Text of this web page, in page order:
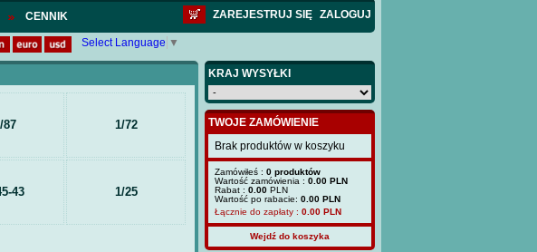
CENNIK ZALOGUJ
ZAREJESTRUJ SIĘ
Select Language ▼
87 1/72
43 1/25
KRAJ WYSYŁKI
TWOJE ZAMÓWIENIE
Brak produktów w koszyku
Zamówiłeś : 0 produktów
Wartość zamówienia : 0.00 PLN
Rabat : 0.00 PLN
Wartość po rabacie: 0.00 PLN
Łącznie do zapłaty : 0.00 PLN
Wejdź do koszyka